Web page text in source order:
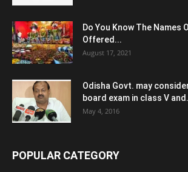
Do You Know The Names
Offered...
August 17, 2021
Odisha Govt. may
board exam in class V
May 4, 2016
POPULAR CATEGORY